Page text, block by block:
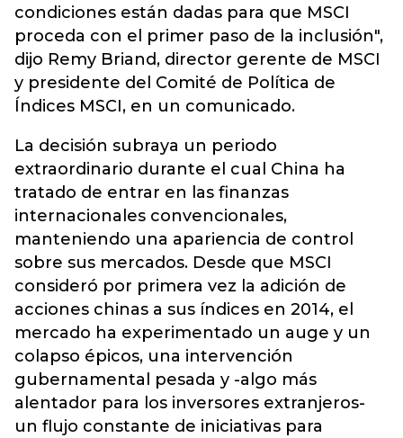
condiciones están dadas para que MSCI
proceda con el primer paso de la inclusión",
dijo Remy Briand, director gerente de MSCI
y presidente del Comité de Política de
Índices MSCI, en un comunicado.
La decisión subraya un periodo
extraordinario durante el cual China ha
tratado de entrar en las finanzas
internacionales convencionales,
manteniendo una apariencia de control
sobre sus mercados. Desde que MSCI
consideró por primera vez la adición de
acciones chinas a sus índices en 2014, el
mercado ha experimentado un auge y un
colapso épicos, una intervención
gubernamental pesada y -algo más
alentador para los inversores extranjeros-
un flujo constante de iniciativas para